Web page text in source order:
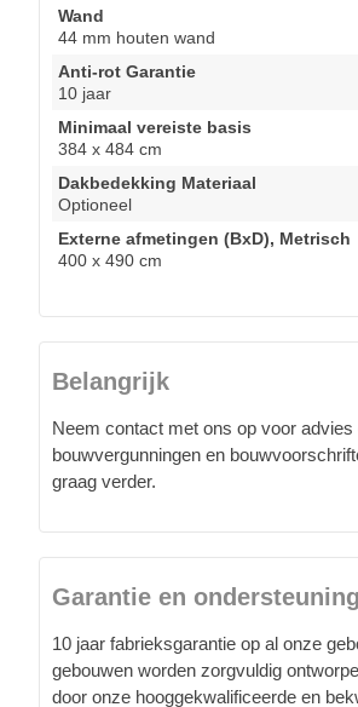
Wand
44 mm houten wand
Anti-rot Garantie
10 jaar
Minimaal vereiste basis
384 x 484 cm
Dakbedekking Materiaal
Optioneel
Externe afmetingen (BxD), Metrisch
400 x 490 cm
Belangrijk
Neem contact met ons op voor advies
bouwvergunningen en
graag verder.
Garantie en ondersteuning
10 jaar fabrieksgarantie op al onze
gebouwen worden zorgvuldig
door onze hooggekwalificeerde en